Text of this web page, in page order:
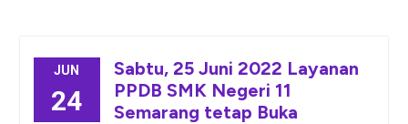
JUN
24
Sabtu, 25 Juni 2022 Layanan
PPDB SMK Negeri 11
Semarang tetap Buka